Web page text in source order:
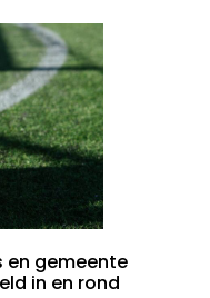
en gemeente
in en rond